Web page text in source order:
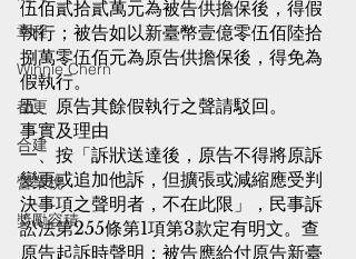
章程
Winnie Chern
都更
合建
營業稅
獎勵容積
伍佰貳拾貳萬元為被告供擔保後，得假
執行；被告如以新臺幣壹億零伍佰陸拾
捌萬零伍佰元為原告供擔保後，得免為
假執行。
五、原告其餘假執行之聲請駁回。
事實及理由
一、按「訴狀送達後，原告不得將原訴
變更或追加他訴，但擴張或減縮應受判
決事項之聲明者，不在此限」，民事訴
訟法第255條第1項第3款定有明文。查
原告起訴時聲明：被告應給付原告新臺